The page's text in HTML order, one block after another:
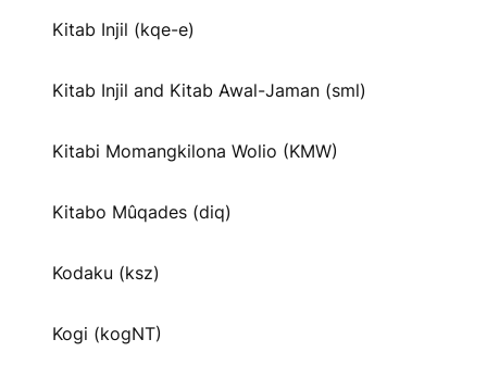
Kitab Injil (kqe-e)
Kitab Injil and Kitab Awal-Jaman (sml)
Kitabi Momangkilona Wolio (KMW)
Kitabo Mûqades (diq)
Kodaku (ksz)
Kogi (kogNT)